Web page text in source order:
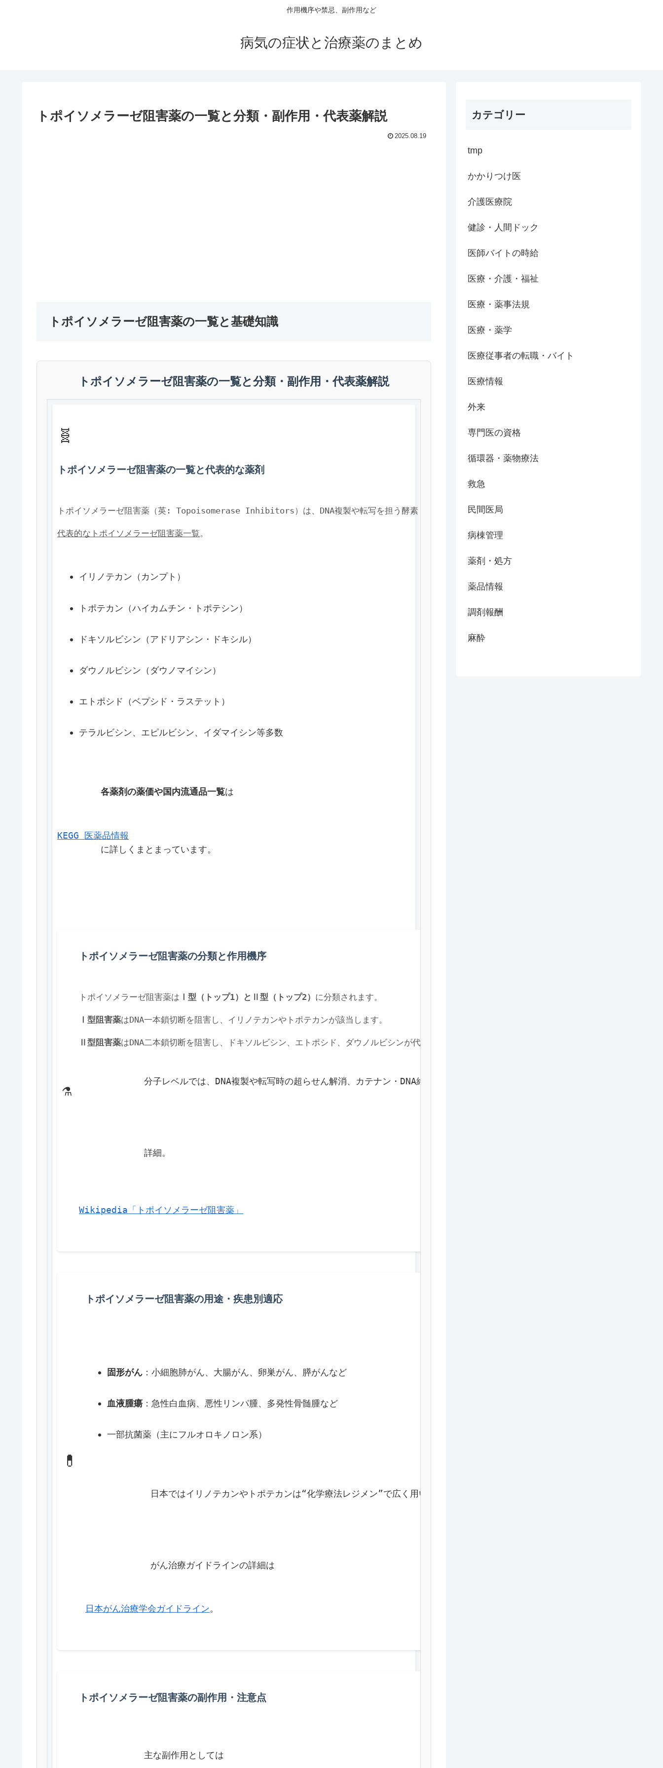
作用機序や禁忌、副作用など
病気の症状と治療薬のまとめ
トポイソメラーゼ阻害薬の一覧と分類・副作用・代表薬解説
2025.08.19
トポイソメラーゼ阻害薬の一覧と基礎知識
トポイソメラーゼ阻害薬の一覧と分類・副作用・代表薬解説
🧬
トポイソメラーゼ阻害薬の一覧と代表的な薬剤
トポイソメラーゼ阻害薬（英: Topoisomerase Inhibitors）は、DNA複製や転写を担う酵素〈トポイソメラーゼ〉の活性を阻害することで、がん細胞や細菌
代表的なトポイソメラーゼ阻害薬一覧
イリノテカン（カンプト）
トポテカン（ハイカムチン・トポテシン）
ドキソルビシン（アドリアシン・ドキシル）
ダウノルビシン（ダウノマイシン）
エトポシド（ベプシド・ラステット）
テラルビシン、エピルビシン、イダマイシン等多数
各薬剤の薬価や国内流通品一覧は
KEGG 医薬品情報
        に詳しくまとまっています。
⚗️
トポイソメラーゼ阻害薬の分類と作用機序
トポイソメラーゼ阻害薬は Ⅰ型（トップ1）とⅡ型（トップ2） に分類されます。
Ⅰ型阻害薬はDNA一本鎖切断を阻害し、イリノテカンやトポテカンが該当します。
Ⅱ型阻害薬はDNA二本鎖切断を阻害し、ドキソルビシン、エトポシド、ダウノルビシンが代表。
分子レベルでは、DNA複製や転写時の超らせん解消、カテナン・DNA絡まりの解消、細胞周期進行時に不可欠な役割を果たします
            詳細。
Wikipedia「トポイソメラーゼ阻害薬」
💊
トポイソメラーゼ阻害薬の用途・疾患別適応
固形がん：小細胞肺がん、大腸がん、卵巣がん、膵がんなど
血液腫瘍：急性白血病、悪性リンパ腫、多発性骨髄腫など
一部抗菌薬（主にフルオロキノロン系）
日本ではイリノテカンやトポテカンは“化学療法レジメン”で広く用いられ、ドキソルビシンなどアントラサイクリンも白血病
            がん治療ガイドラインの詳細は
日本がん治療学会ガイドライン
トポイソメラーゼ阻害薬の副作用・注意点
            主な副作用としては
カテゴリー
tmp
かかりつけ医
介護医療院
健診・人間ドック
医師バイトの時給
医療・介護・福祉
医療・薬事法規
医療・薬学
医療従事者の転職・バイト
医療情報
外来
専門医の資格
循環器・薬物療法
救急
民間医局
病棟管理
薬剤・処方
薬品情報
調剤報酬
麻酔